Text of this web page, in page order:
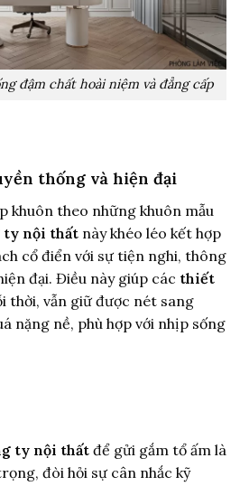
đậm chất hoài niệm và đẳng cấp
thống và hiện đại
khuôn theo những khuôn mẫu
ty nội thất này khéo léo kết hợp
cổ điển với sự tiện nghi, thông
đại. Điều này giúp các thiết
thời, vẫn giữ được nét sang
nặng nề, phù hợp với nhịp sống
ty nội thất để gửi gắm tổ ấm là
đòi hỏi sự cân nhắc kỹ